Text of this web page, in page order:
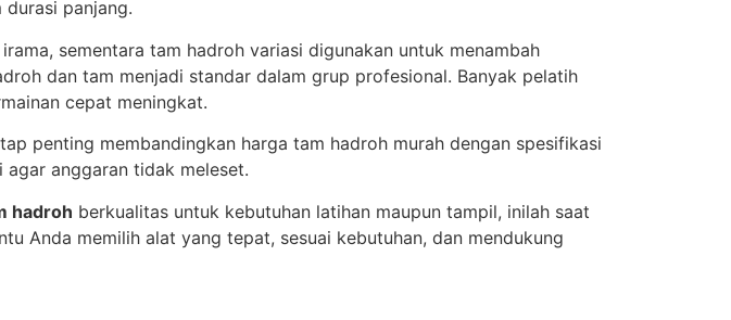
panjang.
sementara tam hadroh variasi digunakan untuk menambah
dan tam menjadi standar dalam grup profesional. Banyak pelatih
cepat meningkat.
penting membandingkan harga tam hadroh murah dengan spesifikasi
anggaran tidak meleset.
hadroh berkualitas untuk kebutuhan latihan maupun tampil, inilah saat
Anda memilih alat yang tepat, sesuai kebutuhan, dan mendukung